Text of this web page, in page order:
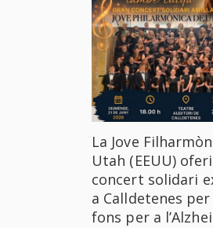
La Jove
Utah (EEUU)
concert solidari
a Calldetenes
fons per a